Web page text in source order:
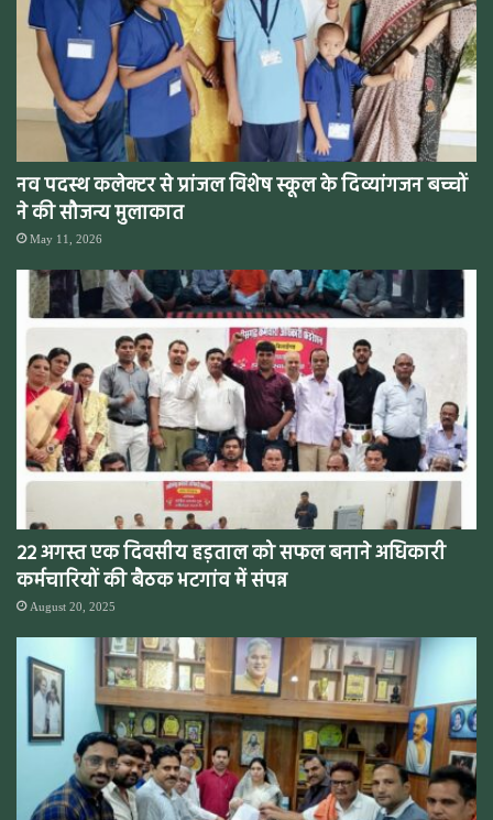
नव पदस्थ कलेक्टर से प्रांजल विशेष स्कूल के दिव्यांगजन बच्चों
ने की सौजन्य मुलाकात
May 11, 2026
22 अगस्त एक दिवसीय हड़ताल को सफल बनाने अधिकारी
कर्मचारियों की बैठक भटगांव में संपन्न
August 20, 2025